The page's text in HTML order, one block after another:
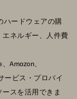
ハードウェアの購
エネルギー、人件費
Amazon、
ービス・プロバイ
スを活用できま